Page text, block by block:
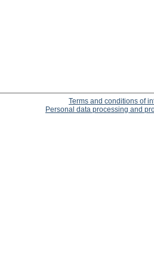
Terms and conditions of
Personal data processing and